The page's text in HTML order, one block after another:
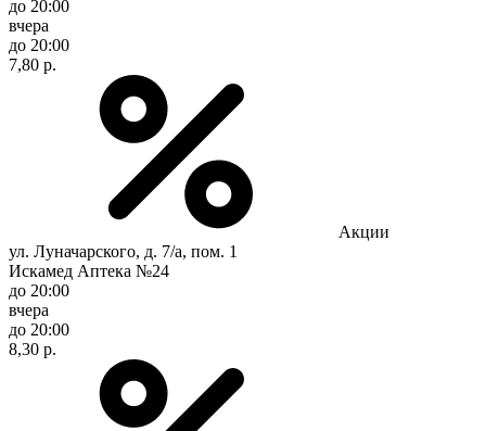
до 20:00
вчера
до 20:00
7,80 р.
Акции
ул. Луначарского, д. 7/а, пом. 1
Искамед Аптека №24
до 20:00
вчера
до 20:00
8,30 р.